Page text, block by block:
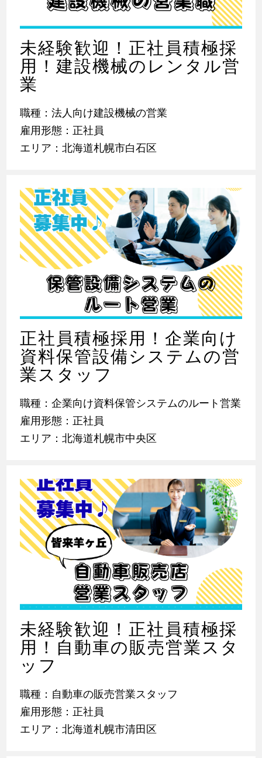
未経験歓迎！正社員積極採
用！建設機械のレンタル営
業
職種：法人向け建設機械の営業
雇用形態：正社員
エリア：北海道札幌市白石区
正社員積極採用！企業向け
資料保管設備システムの営
業スタッフ
職種：企業向け資料保管システムのルート営業
雇用形態：正社員
エリア：北海道札幌市中央区
未経験歓迎！正社員積極採
用！自動車の販売営業スタ
ッフ
職種：自動車の販売営業スタッフ
雇用形態：正社員
エリア：北海道札幌市清田区